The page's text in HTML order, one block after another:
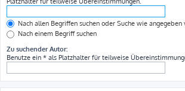
Nach allen Begriffen suchen oder Suche wie
Nach einem Begriff suchen
Zu suchender Autor:
Benutze ein * als Platzhalter für teilweise